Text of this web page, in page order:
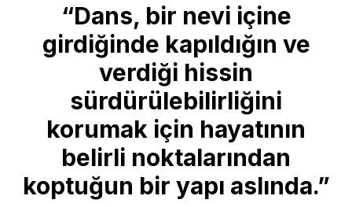
“Dans, bir nevi içine
girdiğinde kapıldığın ve
verdiği hissin
sürdürülebilirliğini
korumak için hayatının
belirli noktalarından
koptuğun bir yapı aslında.”